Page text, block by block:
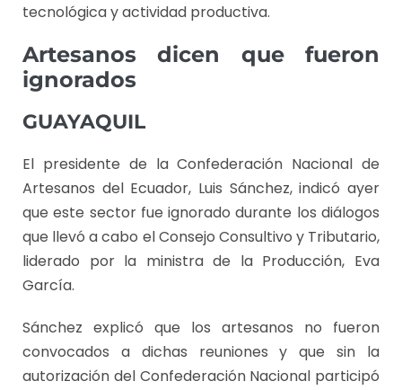
tecnológica y actividad productiva.
Artesanos dicen que fueron
ignorados
GUAYAQUIL
El presidente de la Confederación Nacional de
Artesanos del Ecuador, Luis Sánchez, indicó ayer
que este sector fue ignorado durante los diálogos
que llevó a cabo el Consejo Consultivo y Tributario,
liderado por la ministra de la Producción, Eva
García.
Sánchez explicó que los artesanos no fueron
convocados a dichas reuniones y que sin la
autorización del Confederación Nacional participó